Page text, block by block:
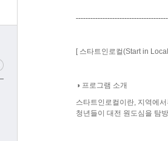
예비창업패키지(사업화)
[ 스타트인로컬(Start in
◑ 프로그램 소개
스타트인로컬이란, 지역에
청년들이 대전 원도심을 탐